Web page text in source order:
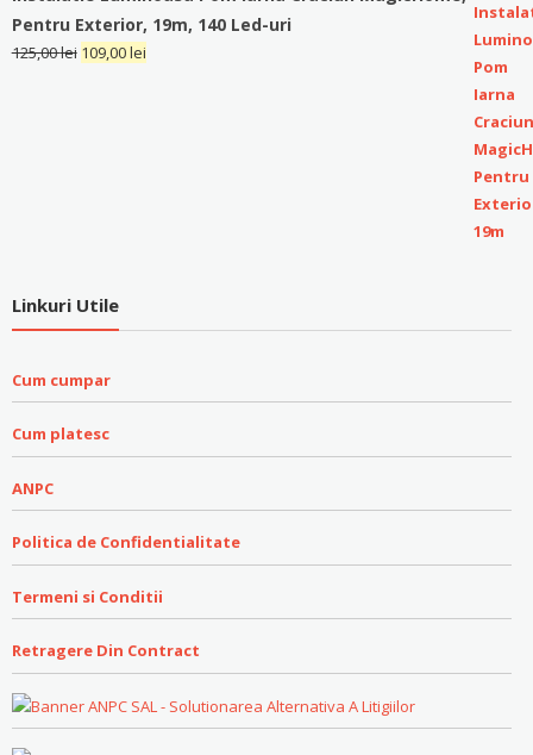
Pentru Exterior, 19m, 140 Led-uri
125,00lei 109,00lei
Linkuri Utile
Cum cumpar
Cum platesc
ANPC
Politica de Confidentialitate
Termeni si Conditii
Retragere Din Contract